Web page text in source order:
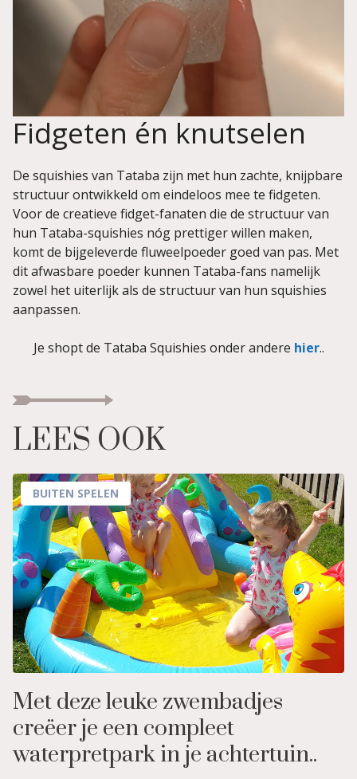
Fidgeten én knutselen
De squishies van Tataba zijn met hun zachte, knijpbare
structuur ontwikkeld om eindeloos mee te fidgeten.
Voor de creatieve fidget-fanaten die de structuur van
hun Tataba-squishies nóg prettiger willen maken,
komt de bijgeleverde fluweelpoeder goed van pas. Met
dit afwasbare poeder kunnen Tataba-fans namelijk
zowel het uiterlijk als de structuur van hun squishies
aanpassen.
Je shopt de Tataba Squishies onder andere hier..
LEES OOK
BUITEN SPELEN
Met deze leuke zwembadjes
creëer je een compleet
waterpretpark in je achtertuin..